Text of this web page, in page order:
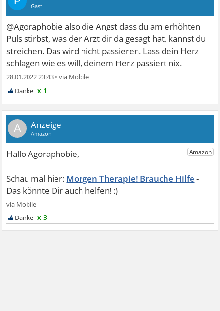
Gast
@Agoraphobie also die Angst dass du am erhöhten
Puls stirbst, was der Arzt dir da gesagt hat, kannst du
streichen. Das wird nicht passieren. Lass dein Herz
schlagen wie es will, deinem Herz passiert nix.
28.01.2022 23:43 •
x 1
A
Morgen Therapie! Brauche Hilfe
x 3